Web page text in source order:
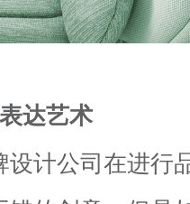
达艺术
计公司在进行